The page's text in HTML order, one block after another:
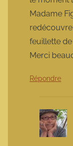
Madame
feuillette
Merci
Répondre